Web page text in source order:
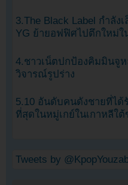
3.The Black Label กำลัง
YG ย้ายอฟฟิศไปตึกใหม่ใ
4.ชาวเน็ตปกป้องคิมมินจูห
วิจารณ์รูปร่าง
5.10 อันดับคนดังชายที่ได้
ที่สุดในหมู่เกย์ในเกาหลีใต้
Tweets by